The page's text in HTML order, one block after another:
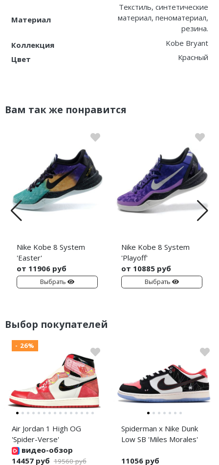
Материал
Текстиль, синтетические
материал, пеноматериал,
резина.
Коллекция
Kobe Bryant
Цвет
Красный
Вам так же понравится
Nike Kobe 8 System
'Easter'
от 11906 руб
Выбрать
Nike Kobe 8 System
'Playoff'
от 10885 руб
Выбрать
Выбор покупателей
- 26%
Air Jordan 1 High OG
'Spider-Verse'
видео-обзор
14457 руб 19560 руб
Spiderman x Nike Dunk
Low SB 'Miles Morales'
11056 руб